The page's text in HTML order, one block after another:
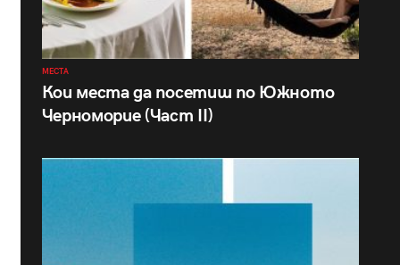
МЕСТА
Кои места да посетиш по Южното
Черноморие (Част II)